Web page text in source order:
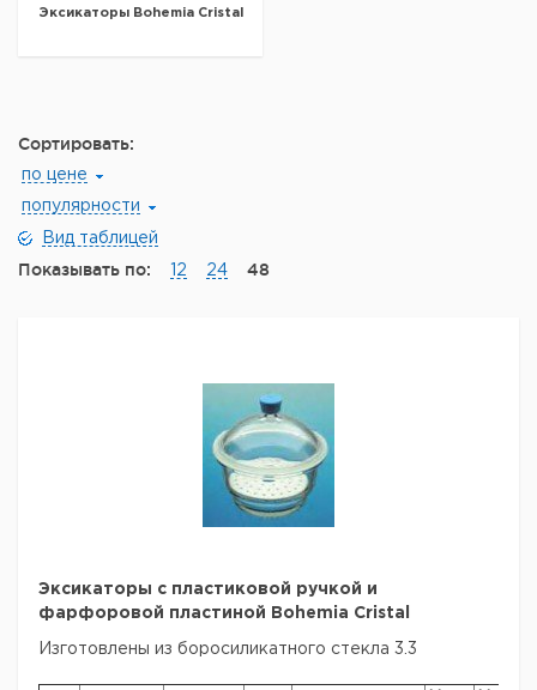
Эксикаторы Bohemia Cristal
Сортировать:
по цене
популярности
Вид таблицей
Показывать по: 12 24 48
Эксикаторы с пластиковой ручкой и
фарфоровой пластиной Bohemia Cristal
Изготовлены из боросиликатного стекла 3.3